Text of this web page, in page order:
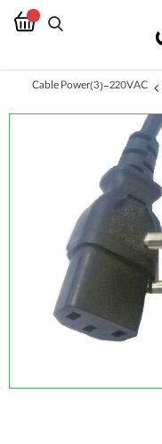
Cable Power(3)-220VAC